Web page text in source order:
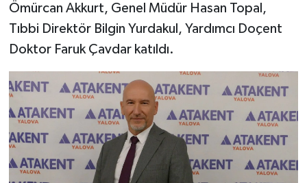
Ömürcan Akkurt, Genel Müdür Hasan Topal,
Tıbbi Direktör Bilgin Yurdakul, Yardımcı Doçent
Doktor Faruk Çavdar katıldı.